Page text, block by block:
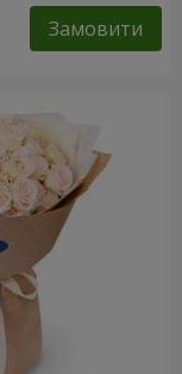
Замовити